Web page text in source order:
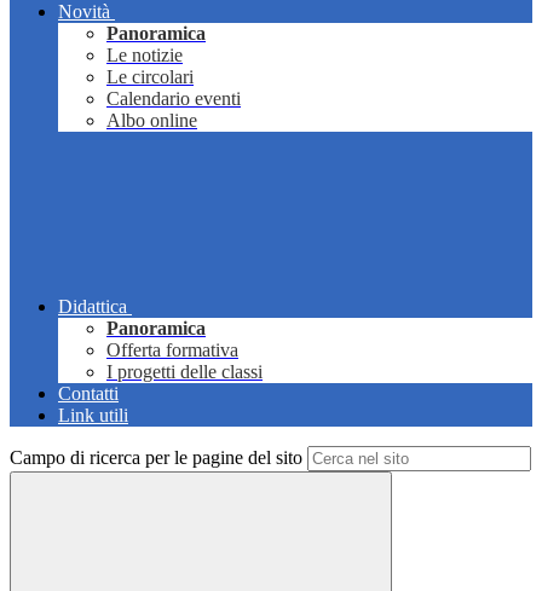
Novità
Panoramica
Le notizie
Le circolari
Calendario eventi
Albo online
Didattica
Panoramica
Offerta formativa
I progetti delle classi
Contatti
Link utili
Campo di ricerca per le pagine del sito